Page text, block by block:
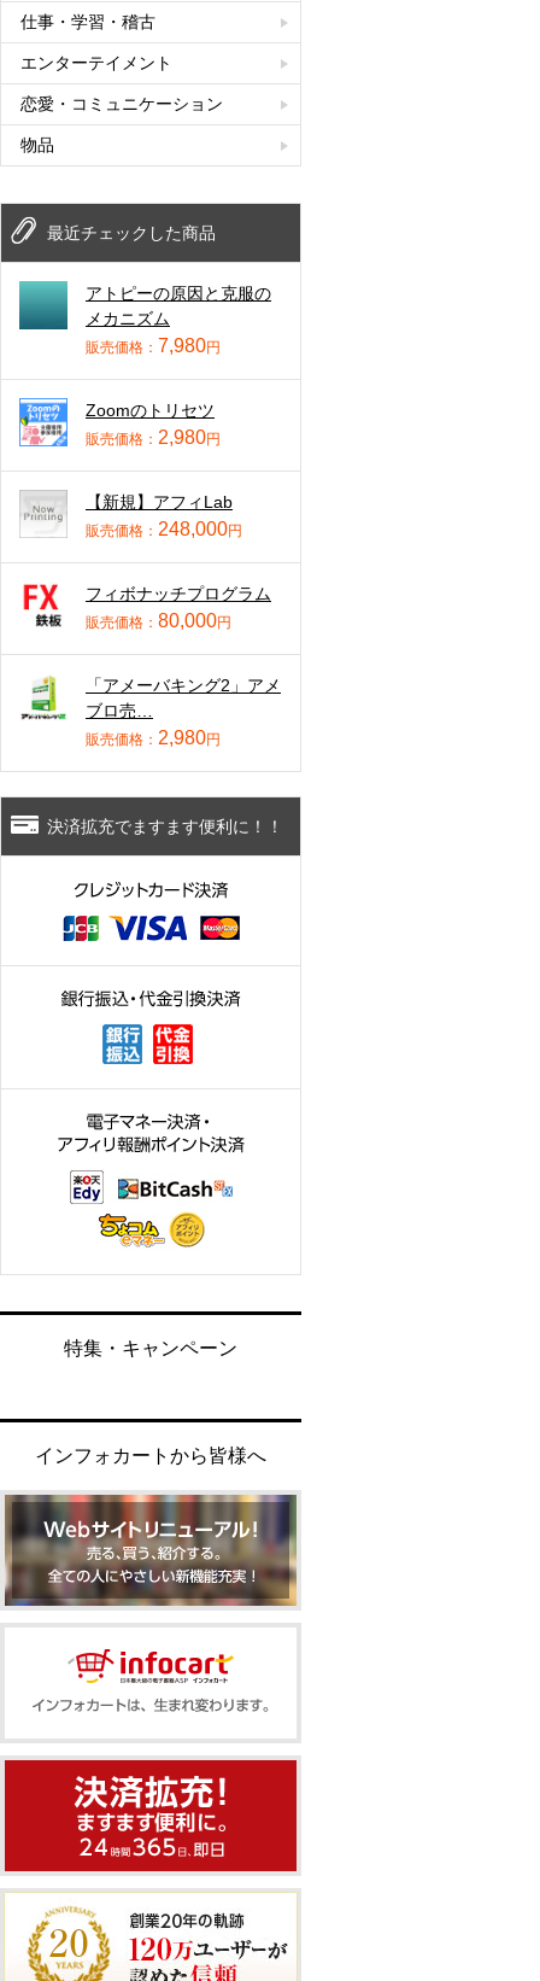
仕事・学習・稽古
エンターテイメント
恋愛・コミュニケーション
物品
最近チェックした商品
アトピーの原因と克服の
メカニズム
販売価格： 7,980円
Zoomのトリセツ
販売価格： 2,980円
【新規】アフィLab
販売価格： 248,000円
フィボナッチプログラム
販売価格： 80,000円
「アメーバキング2」アメ
ブロ売…
販売価格： 2,980円
決済拡充でますます便利に！！
特集・キャンペーン
インフォカートから皆様へ